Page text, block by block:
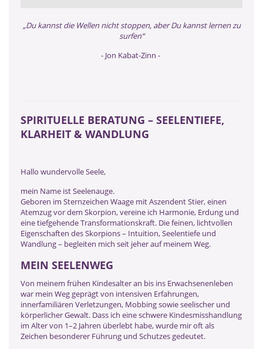
„Du kannst die Wellen nicht stoppen, aber Du kannst lernen zu
surfen“
- Jon Kabat-Zinn -
SPIRITUELLE BERATUNG – SEELENTIEFE,
KLARHEIT & WANDLUNG
Hallo wundervolle Seele,
mein Name ist Seelenauge.
Geboren im Sternzeichen Waage mit Aszendent Stier, einen
Atemzug vor dem Skorpion, vereine ich Harmonie, Erdung und
eine tiefgehende Transformationskraft. Die feinen, lichtvollen
Eigenschaften des Skorpions – Intuition, Seelentiefe und
Wandlung – begleiten mich seit jeher auf meinem Weg.
MEIN SEELENWEG
Von meinem frühen Kindesalter an bis ins Erwachsenenleben
war mein Weg geprägt von intensiven Erfahrungen,
innerfamiliären Verletzungen, Mobbing sowie seelischer und
körperlicher Gewalt. Dass ich eine schwere Kindesmisshandlung
im Alter von 1–2 Jahren überlebt habe, wurde mir oft als
Zeichen besonderer Führung und Schutzes gedeutet.